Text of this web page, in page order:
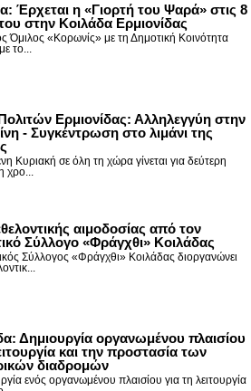
Έρχεται η «Γιορτή του Ψαρά» στις 8
στην Κοιλάδα Ερμιονίδας
Όμιλος «Κορωνίς» με τη Δημοτική Κοινότητα
το...
Ερμιονίδας: Αλληλεγγύη στην
- Συγκέντρωση στο λιμάνι της
Κυριακή σε όλη τη χώρα γίνεται για δεύτερη
χρο...
αιμοδοσίας από τον
Σύλλογο «Φράγχθι» Κοιλάδας
Σύλλογος «Φράγχθι» Κοιλάδας διοργανώνει
Δημιουργία οργανωμένου πλαισίου
και την προστασία των
διαδρομών
ενός οργανωμένου πλαισίου για τη λειτουργία